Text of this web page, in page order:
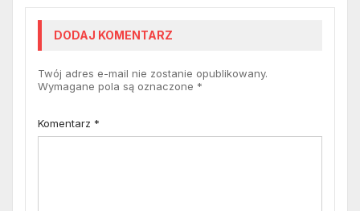
DODAJ KOMENTARZ
Twój adres e-mail nie zostanie opublikowany.
Wymagane pola są oznaczone *
Komentarz *